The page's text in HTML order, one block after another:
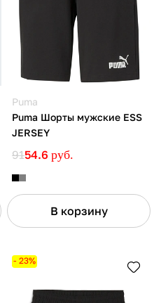
Puma
Puma Шорты мужские ESS
JERSEY
9154.6 руб.
В корзину
- 23%